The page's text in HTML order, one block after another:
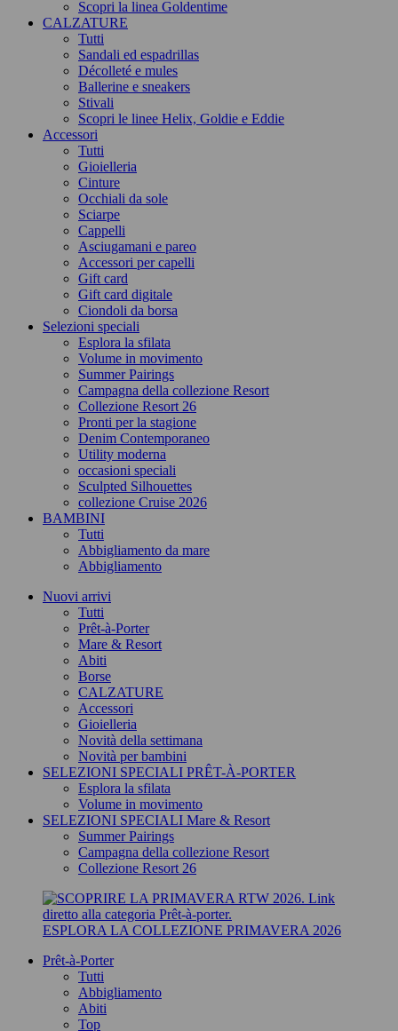
Scopri la linea Goldentime
CALZATURE
Tutti
Sandali ed espadrillas
Décolleté e mules
Ballerine e sneakers
Stivali
Scopri le linee Helix, Goldie e Eddie
Accessori
Tutti
Gioielleria
Cinture
Occhiali da sole
Sciarpe
Cappelli
Asciugamani e pareo
Accessori per capelli
Gift card
Gift card digitale
Ciondoli da borsa
Selezioni speciali
Esplora la sfilata
Volume in movimento
Summer Pairings
Campagna della collezione Resort
Collezione Resort 26
Pronti per la stagione
Denim Contemporaneo
Utility moderna
occasioni speciali
Sculpted Silhouettes
collezione Cruise 2026
BAMBINI
Tutti
Abbigliamento da mare
Abbigliamento
Nuovi arrivi
Tutti
Prêt-à-Porter
Mare & Resort
Abiti
Borse
CALZATURE
Accessori
Gioielleria
Novità della settimana
Novità per bambini
SELEZIONI SPECIALI PRÊT-À-PORTER
Esplora la sfilata
Volume in movimento
SELEZIONI SPECIALI Mare & Resort
Summer Pairings
Campagna della collezione Resort
Collezione Resort 26
ESPLORA LA COLLEZIONE PRIMAVERA 2026
Prêt-à-Porter
Tutti
Abbigliamento
Abiti
Top